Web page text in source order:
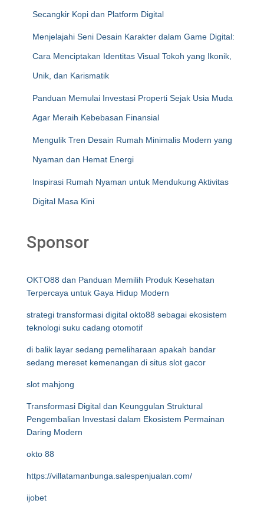
Secangkir Kopi dan Platform Digital
Menjelajahi Seni Desain Karakter dalam Game Digital:
Cara Menciptakan Identitas Visual Tokoh yang Ikonik,
Unik, dan Karismatik
Panduan Memulai Investasi Properti Sejak Usia Muda
Agar Meraih Kebebasan Finansial
Mengulik Tren Desain Rumah Minimalis Modern yang
Nyaman dan Hemat Energi
Inspirasi Rumah Nyaman untuk Mendukung Aktivitas
Digital Masa Kini
Sponsor
OKTO88 dan Panduan Memilih Produk Kesehatan
Terpercaya untuk Gaya Hidup Modern
strategi transformasi digital okto88 sebagai ekosistem
teknologi suku cadang otomotif
di balik layar sedang pemeliharaan apakah bandar
sedang mereset kemenangan di situs slot gacor
slot mahjong
Transformasi Digital dan Keunggulan Struktural
Pengembalian Investasi dalam Ekosistem Permainan
Daring Modern
okto 88
https://villatamanbunga.salespenjualan.com/
ijobet